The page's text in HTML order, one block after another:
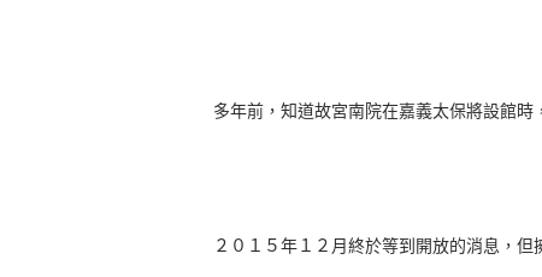
多年前，知道故宮南院在嘉義太保將設館時
２０１５年１２月終於等到開放的消息，但